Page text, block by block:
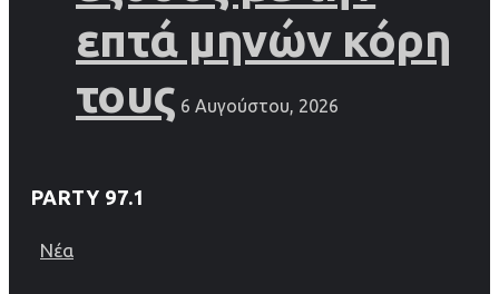
επτά μηνών κόρη
τους 6 Αυγούστου, 2026
PARTY 97.1
Νέα